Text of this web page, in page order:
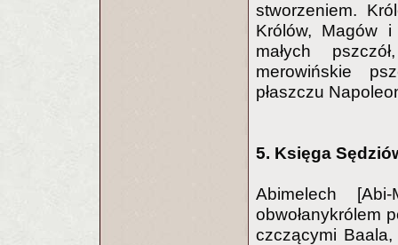
stworzeniem.
Królów, Magów
małych
merowińskie
płaszczu
5. Księga
Abimelech
obwołanykrólem
czczącymi